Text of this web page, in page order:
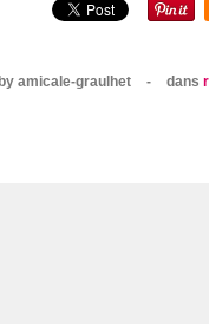
amicale-graulhet - dans